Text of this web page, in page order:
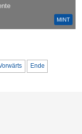
MINT
Ende